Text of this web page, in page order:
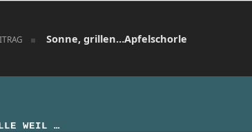
Sonne, grillen…Apfelschorle
WEIL …